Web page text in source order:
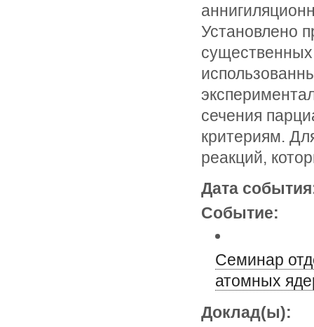
Установлено
сечения
критериям.
реакций,
Дата
Событие:
Семинар
атомных
Доклад(ы):